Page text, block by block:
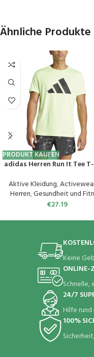
Ähnliche Produkte
PRODUKT KAUFEN
adidas Herren Run It Tee
Aktive Kleidung,
Herren,Gesundheit und
€27.19
Keine
ONLINE-
Schnelle,
24/7
Hilfe rund
100%